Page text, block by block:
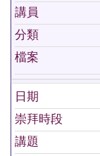
講員
分類
檔案
日期
崇拜時段
講題